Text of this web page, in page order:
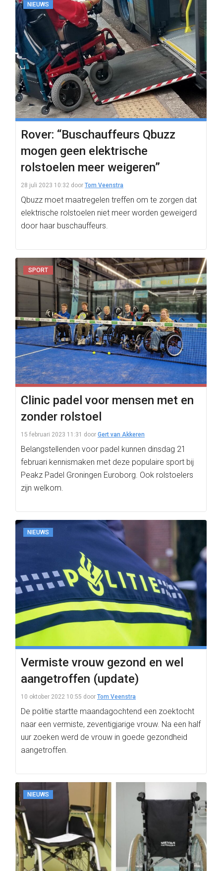
NIEUWS
Rover: “Buschauffeurs Qbuzz
mogen geen elektrische
rolstoelen meer weigeren”
28 juli 2023 10:32 door Tom Veenstra
Qbuzz moet maatregelen treffen om te zorgen dat
elektrische rolstoelen niet meer worden geweigerd
door haar buschauffeurs.
SPORT
Clinic padel voor mensen met en
zonder rolstoel
15 februari 2023 11:31 door Gert van Akkeren
Belangstellenden voor padel kunnen dinsdag 21
februari kennismaken met deze populaire sport bij
Peakz Padel Groningen Euroborg. Ook rolstoelers
zijn welkom.
NIEUWS
Vermiste vrouw gezond en wel
aangetroffen (update)
10 oktober 2022 10:55 door Tom Veenstra
De politie startte maandagochtend een zoektocht
naar een vermiste, zeventigjarige vrouw. Na een half
uur zoeken werd de vrouw in goede gezondheid
aangetroffen.
NIEUWS